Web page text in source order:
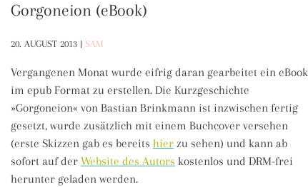
Gorgoneion (eBook)
20. AUGUST 2013 | SAM
Vergangenen Monat wurde eifrig daran gearbeitet ein eBook
im epub Format zu erstellen. Die Kurzgeschichte
»Gorgoneion« von Bastian Brinkmann ist inzwischen fertig
gesetzt, wurde zusätzlich mit einem Buchcover versehen
(erste Skizzen gab es bereits hier zu sehen) und kann ab
sofort auf der Website des Autors kostenlos und DRM-frei
herunter geladen werden.